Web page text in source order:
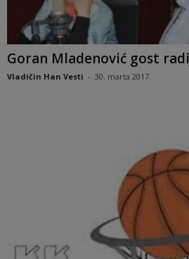
Goran Mladenović gost
Vladičin Han Vesti - 30. marta 2017.